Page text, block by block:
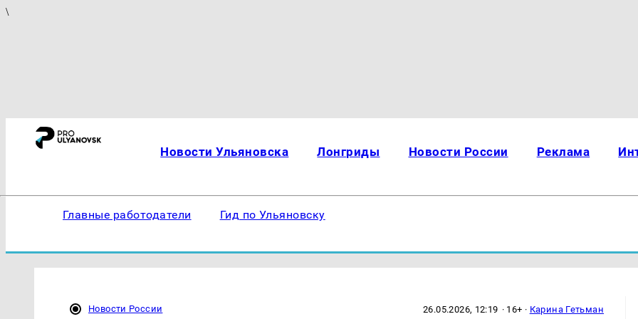
\
Новости Ульяновска Лонгриды Новости России Реклама
Главные работодатели Гид по Ульяновску
Новости России 26.05.2026, 12:19 · 16+ · Карина Гетьман